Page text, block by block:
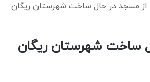
از مسجد در حال ساخت شهرستان ریگان
ساخت شهرستان ریگان